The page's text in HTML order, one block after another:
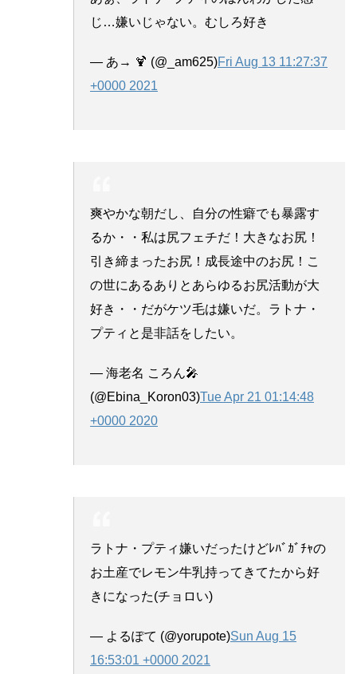
じ…嫌いじゃない。むしろ好き
— あ→ 🍹 (@_am625)Fri Aug 13 11:27:37
+0000 2021
爽やかな朝だし、自分の性癖でも暴露す
るか・・私は尻フェチだ！大きなお尻！
引き締まったお尻！成長途中のお尻！こ
の世にあるありとあらゆるお尻活動が大
好き・・だがケツ毛は嫌いだ。ラトナ・
プティと是非話をしたい。
— 海老名 ころん🎤
(@Ebina_Koron03)Tue Apr 21 01:14:48
+0000 2020
ラトナ・プティ嫌いだったけどﾚﾊﾞｶﾞﾁｬの
お土産でレモン牛乳持ってきてたから好
きになった(チョロい)
— よるぽて (@yorupote)Sun Aug 15
16:53:01 +0000 2021